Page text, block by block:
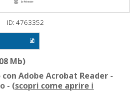
ID: 4763352
Mb)
Adobe Acrobat Reader -
- (scopri come aprire i